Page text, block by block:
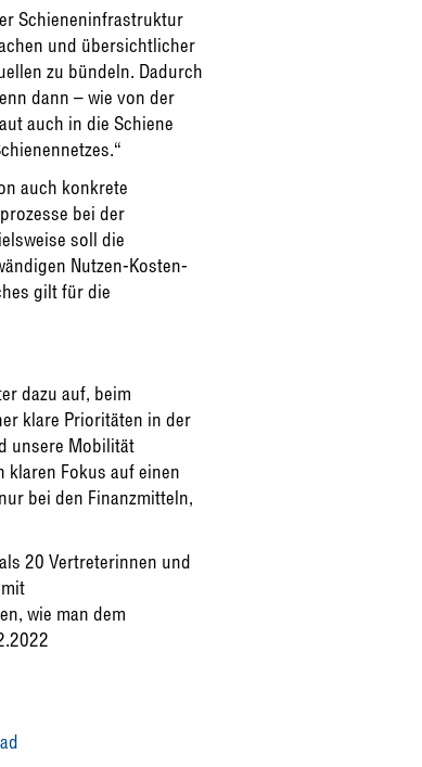
Schieneninfrastruktur
und übersichtlicher
zu bündeln. Dadurch
dann – wie von der
auch in die Schiene
auch konkrete
bei der
soll die
Nutzen-Kosten-
gilt für die
dazu auf, beim
klare Prioritäten in der
unsere Mobilität
Fokus auf einen
bei den Finanzmitteln,
20 Vertreterinnen und
wie man dem